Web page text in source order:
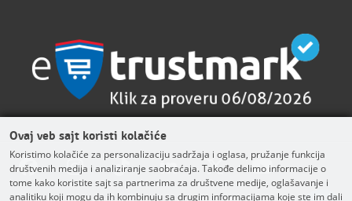
FacebookInstagram
TikTokLinkedinTwitterYoutube
Ovaj veb sajt koristi kolačiće
Koristimo kolačiće za personalizaciju sadržaja i oglasa, pružanje funkcija
društvenih medija i analiziranje saobraćaja. Takođe delimo informacije o
tome kako koristite sajt sa partnerima za društvene medije, oglašavanje i
analitiku koji mogu da ih kombinuju sa drugim informacijama koje ste im dali